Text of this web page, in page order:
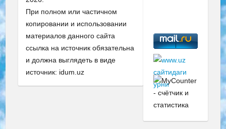
При полном или частичном
копировании и использовании
материалов данного сайта
ссылка на источник обязательна
и должна выглядеть в виде
источник: idum.uz